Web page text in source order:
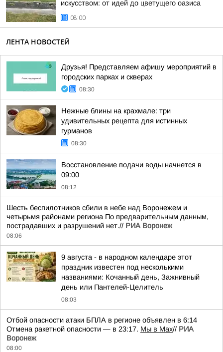
искусством: от идей до цветущего оазиса
08:00
ЛЕНТА НОВОСТЕЙ
Друзья! Представляем афишу мероприятий в
городских парках и скверах
08:30
Нежные блины на крахмале: три
удивительных рецепта для истинных
гурманов
08:30
Восстановление подачи воды начнется в
09:00
08:12
Шесть беспилотников сбили в небе над Воронежем и
четырьмя районами региона По предварительным данным,
пострадавших и разрушений нет.// РИА Воронеж
08:06
9 августа - в народном календаре этот
праздник известен под несколькими
названиями: Кочанный день, Зажнивный
день или Пантелей-Целитель
08:03
Отбой опасности атаки БПЛА в регионе объявлен в 6:14
Отмена ракетной опасности — в 23:17. Мы в Мах// РИА
Воронеж
08:00